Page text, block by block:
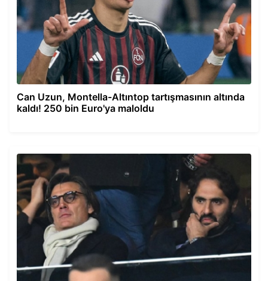
Can Uzun, Montella-Altıntop tartışmasının altında
kaldı! 250 bin Euro'ya maloldu